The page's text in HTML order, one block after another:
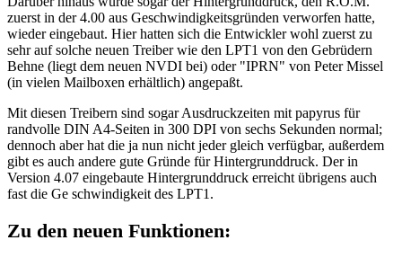
zuerst in der 4.00 aus Geschwindigkeitsgründen verworfen hatte,
wieder eingebaut. Hier hatten sich die Entwickler wohl zuerst zu
sehr auf solche neuen Treiber wie den LPT1 von den Gebrüdern
Behne (liegt dem neuen NVDI bei) oder "IPRN" von Peter Missel
(in vielen Mailboxen erhältlich) angepaßt.
Mit diesen Treibern sind sogar Ausdruckzeiten mit papyrus für
randvolle DIN A4-Seiten in 300 DPI von sechs Sekunden normal;
dennoch aber hat die ja nun nicht jeder gleich verfügbar, außerdem
gibt es auch andere gute Gründe für Hintergrunddruck. Der in
Version 4.07 eingebaute Hintergrunddruck erreicht übrigens auch
fast die Ge schwindigkeit des LPT1.
Zu den neuen Funktionen: